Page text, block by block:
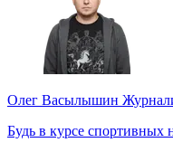
Олег Васылышин
Будь в курсе спортивных